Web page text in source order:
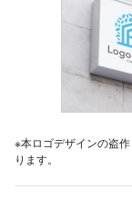
※本ロゴデザインの盗
ります。